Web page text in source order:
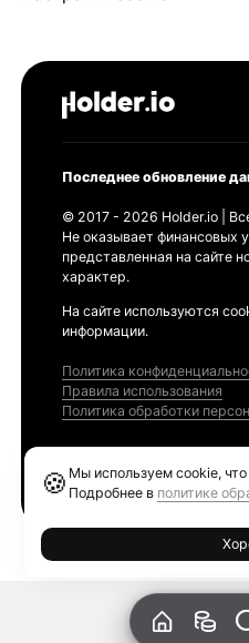
Последнее обновление
© 2017 - 2026 Holder.io |
Не оказывает финансовых
представленная на сайте
характер.
На сайте используются
информации.
Политика
Правила использования
Политика обработки
🍪 Мы используем cookie,
Подробнее в политике
Ethereum GAS Tracker